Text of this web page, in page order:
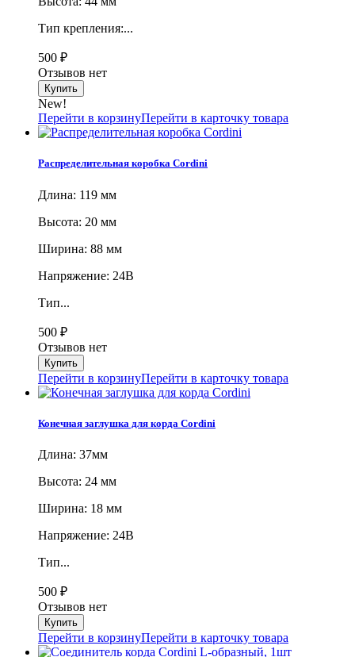
Тип крепления:...
500 ₽
Отзывов нет
New!
Перейти в корзинуПерейти в карточку товара
Распределительная коробка Cordini
Длина: 119 мм
Высота: 20 мм
Ширина: 88 мм
Напряжение: 24В
Тип...
500 ₽
Отзывов нет
Перейти в корзинуПерейти в карточку товара
Конечная заглушка для корда Cordini
Длина: 37мм
Высота: 24 мм
Ширина: 18 мм
Напряжение: 24В
Тип...
500 ₽
Отзывов нет
Перейти в корзинуПерейти в карточку товара